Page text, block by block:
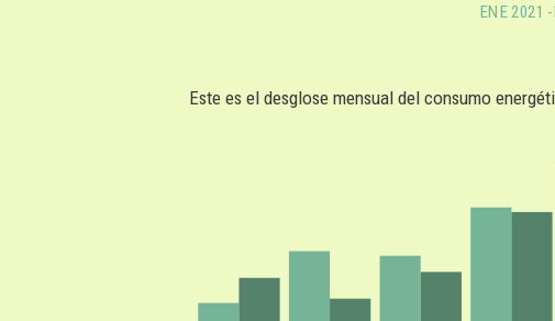
ENE 2021 -
Este es el desglose mensual del consumo